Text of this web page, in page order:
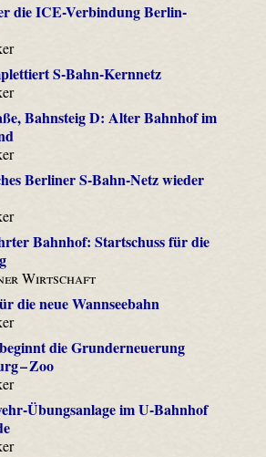
die ICE-Verbindung Berlin-
S-Bahn-Kernnetz
Bahnsteig D: Alter Bahnhof im
Berliner S-Bahn-Netz wieder
Bahnhof: Startschuss für die
Wirtschaft
die neue Wannseebahn
die Grunderneuerung
– Zoo
Übungsanlage im U-Bahnhof